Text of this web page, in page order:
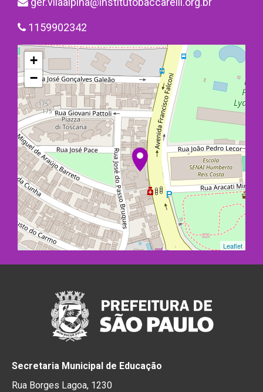
1159902342
+
−
Leaflet
Secretaria Municipal de Educação
Rua Borges Lagoa, 1230